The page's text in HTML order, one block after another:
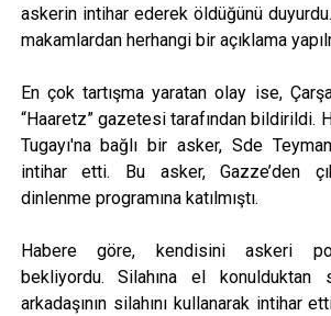
askerin intihar ederek öldüğünü
makamlardan herhangi bir açıklama
En çok tartışma yaratan olay ise,
“Haaretz” gazetesi tarafından bildirildi.
Tugayı'na bağlı bir asker, Sde
intihar etti. Bu asker, Gazze’den
dinlenme programına katılmıştı.
Habere göre, kendisini askeri
bekliyordu. Silahına el konulduktan
arkadaşının silahını kullanarak intihar